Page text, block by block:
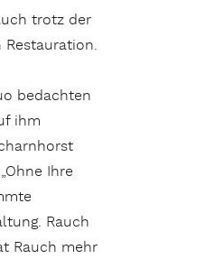
trotz der
bedachten
ihm
Ihre
Rauch
Rauch mehr